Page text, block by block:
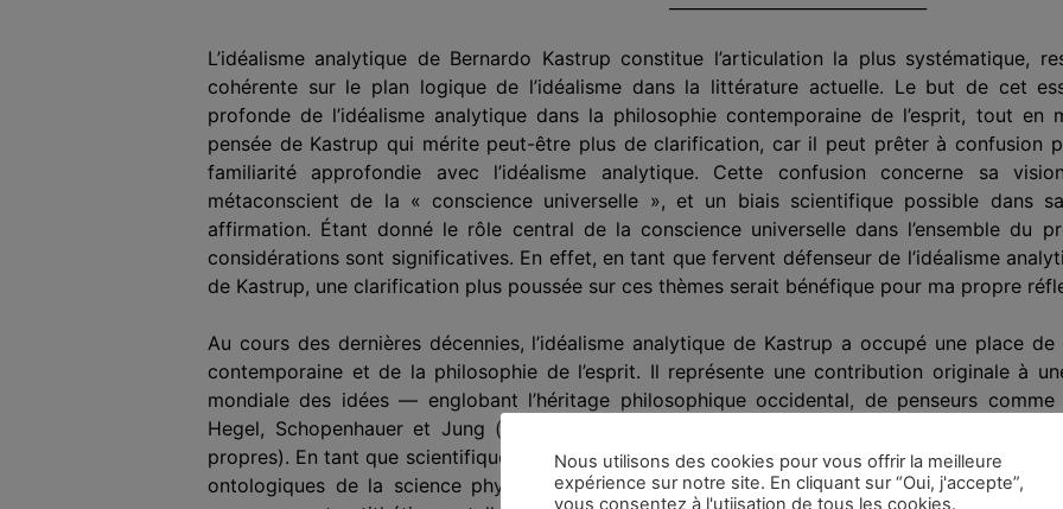
L’idéalisme analytique de Bernardo Kastrup constitue l’articulation la plus systématique,
cohérente sur le plan logique de l’idéalisme dans la littérature actuelle. Le but de cet
profonde de l’idéalisme analytique dans la philosophie contemporaine de l’esprit, tout
pensée de Kastrup qui mérite peut-être plus de clarification, car il peut prêter à confusion
familiarité approfondie avec l’idéalisme analytique. Cette confusion concerne sa
métaconscient de la « conscience universelle », et un biais scientifique possible dans
affirmation. Étant donné le rôle central de la conscience universelle dans l’ensemble du
considérations sont significatives. En effet, en tant que fervent défenseur de l’idéalisme
de Kastrup, une clarification plus poussée sur ces thèmes serait bénéfique pour ma propre
Au cours des dernières décennies, l’idéalisme analytique de Kastrup a occupé une place de
contemporaine et de la philosophie de l’esprit. Il représente une contribution originale à
mondiale des idées — englobant l’héritage philosophique occidental, de penseurs
Hegel, Schopenhauer et Jung (dont Kastrup s’est en grande partie inspiré et dont il a
propres). En tant que scientifique et philosophe, il a examiné de manière critique et
ontologiques de la science physique et la nature de la conscience. Sa théorie de
Nous utilisons des cookies pour vous offrir la meilleure
expérience sur notre site. En cliquant sur “Oui, j'accepte”,
vous consentez à l'utiisation de tous les cookies.